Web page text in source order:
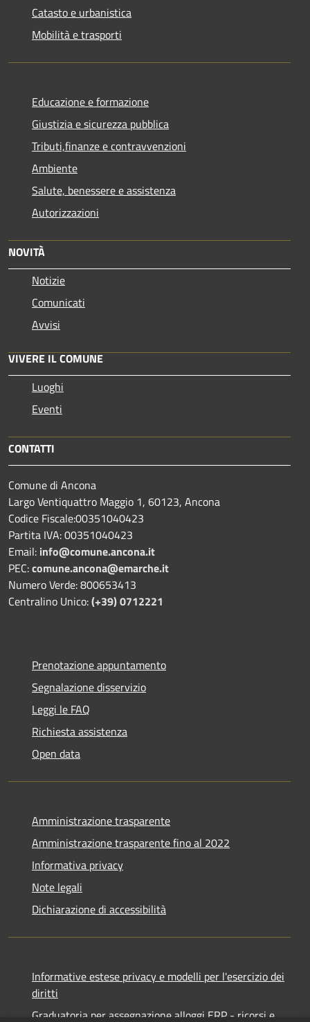
Catasto e urbanistica
Mobilità e trasporti
Educazione e formazione
Giustizia e sicurezza pubblica
Tributi,finanze e contravvenzioni
Ambiente
Salute, benessere e assistenza
Autorizzazioni
NOVITÀ
Notizie
Comunicati
Avvisi
VIVERE IL COMUNE
Luoghi
Eventi
CONTATTI
Comune di Ancona
Largo Ventiquattro Maggio 1, 60123, Ancona
Codice Fiscale:00351040423
Partita IVA: 00351040423
Email: info@comune.ancona.it
PEC:comune.ancona@emarche.it
Numero Verde: 800653413
Centralino Unico:(+39) 0712221
Prenotazione appuntamento
Segnalazione disservizio
Leggi le FAQ
Richiesta assistenza
Open data
Amministrazione trasparente
Amministrazione trasparente fino al 2022
Informativa privacy
Note legali
Dichiarazione di accessibilità
Informative estese privacy e modelli per l'esercizio dei
diritti
Graduatoria per assegnazione alloggi ERP - ricorsi e